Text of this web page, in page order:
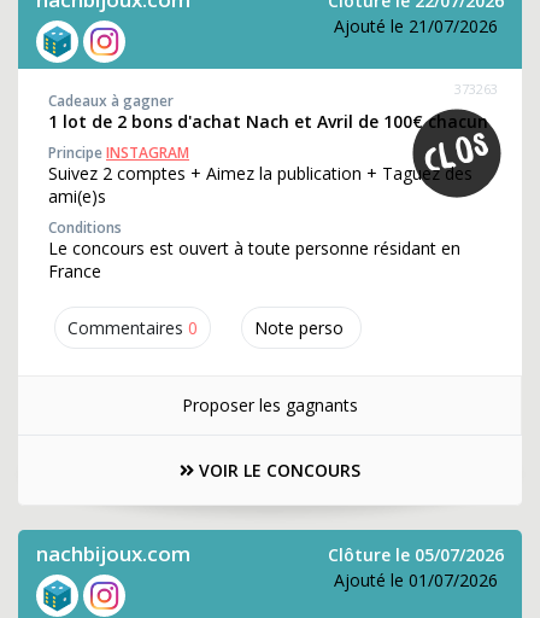
Ajouté le 21/07/2026
Commentaires 0 Note perso
373263
Cadeaux à gagner
1 lot de 2 bons d'achat Nach et Avril de 100€ chacun
PrincipeINSTAGRAM
Suivez 2 comptes + Aimez la publication + Taguez des
ami(e)s
Conditions
Le concours est ouvert à toute personne résidant en
France
Proposer les gagnants
VOIR LE CONCOURS
nachbijoux.com
Clôture le 05/07/2026
Ajouté le 01/07/2026